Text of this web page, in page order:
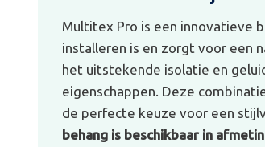
Multitex Pro is een innovatieve
installeren is en zorgt voor een
het uitstekende isolatie en
eigenschappen. Deze
de perfecte keuze voor een
behang is beschikbaar in